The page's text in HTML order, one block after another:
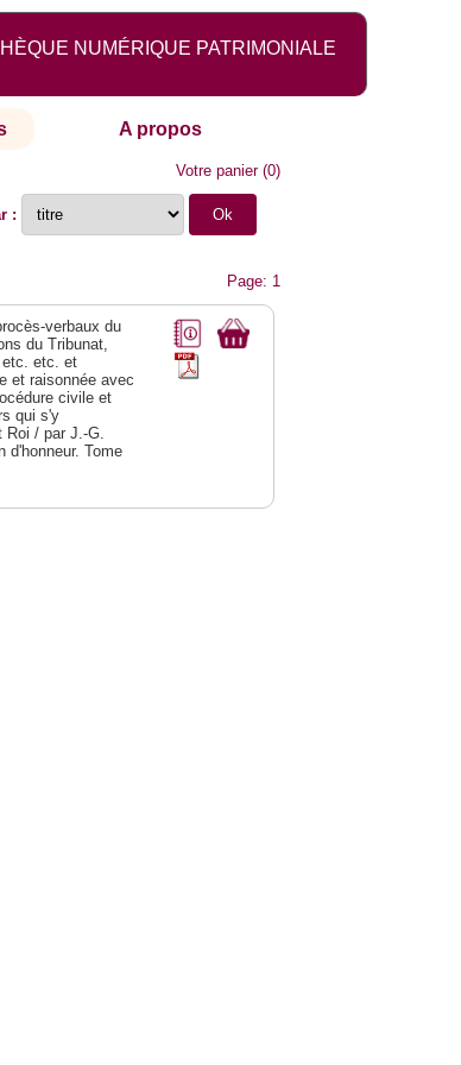
NUMÉRIQUE PATRIMONIALE
A propos
Votre panier(0)
:
Page: 1
verbaux du
du Tribunat,
etc. etc. et
et raisonnée avec
civile et
qui s'y
Roi / par J.-G.
d'honneur. Tome